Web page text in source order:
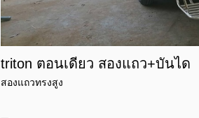
triton ตอนเดียว สองแถว+บันได
สองแถวทรงสูง